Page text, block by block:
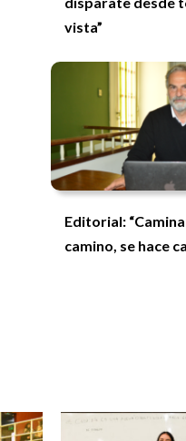
vista”
Editorial:
camino, se hace